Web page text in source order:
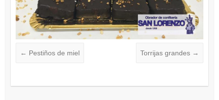
← Pestiños de miel Torrijas grandes →